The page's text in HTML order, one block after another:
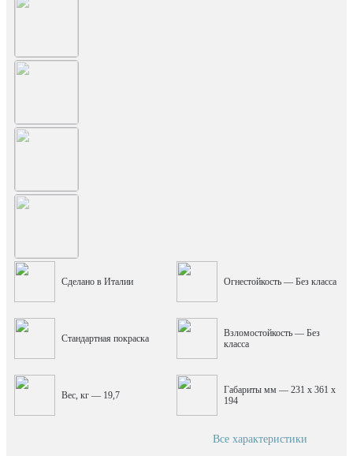
Сделано в Италии Огнестойкость — Без класса
Стандартная покраска
Взломостойкость — Без
класса
Вес, кг — 19,7
Габариты мм — 231 x 361 x
194
Все характеристики